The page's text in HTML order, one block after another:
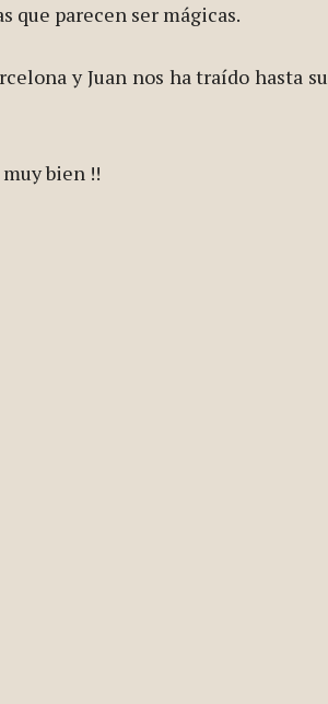
que parecen ser mágicas.
y Juan nos ha traído hasta su
muy bien !!